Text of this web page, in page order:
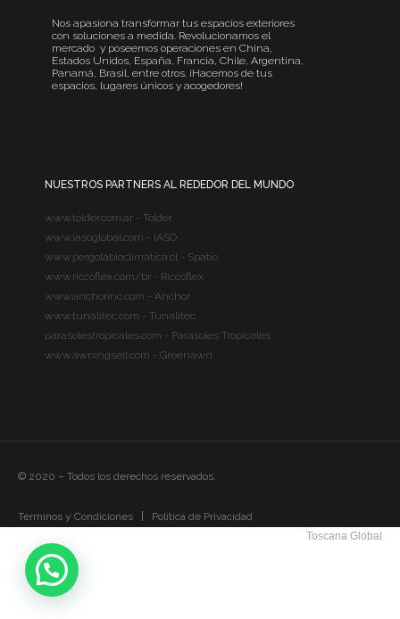
Nos apasiona transformar tus espacios exteriores
con soluciones a medida. Revolucionamos el
mercado y poseemos operaciones en China,
Estados Unidos, España, Francia, Chile, Argentina,
Panamá, Brasil, entre otros. ¡Hacemos de tus
espacios, lugares únicos y acogedores!
NUESTROS PARTNERS AL REDEDOR DEL MUNDO
www.tolder.com.ar - Tolder
www.iasoglobal.com - IASO
www.pergolabioclimatica.cl - Spatio
www.riccoflex.com/br - Riccoflex
www.anchorinc.com - Anchor
www.tunalitec.com - Tunalitec
parasolestropicales.com - Parasoles Tropicales
www.awningsell.com - Greenawn
© 2020 – Todos los derechos reservados.
Terminos y Condiciones
Política de Privacidad
Toscana Global